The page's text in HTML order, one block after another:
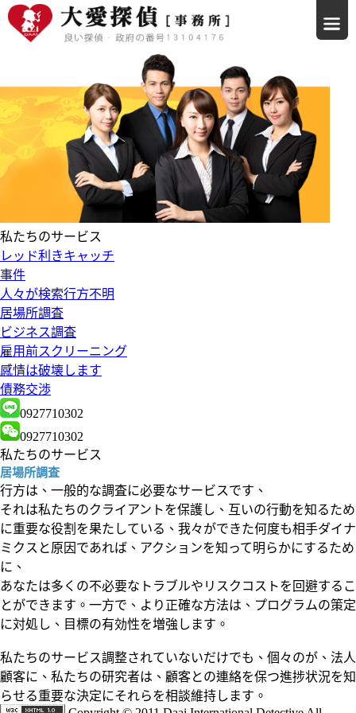
私たちのサービス
レッド利きキャッチ
事件
人々が検索行方不明
居場所調査
ビジネス調査
雇用前スクリーニング
感情は破壊します
債務交渉
0927710302
0927710302
私たちのサービス
居場所調査
行方は、一般的な調査に必要なサービスです、
それは私たちのクライアントを保護し、互いの行動を知るため
に重要な役割を果たしている、我々ができた何度も相手ダイナ
ミクスと原因であれば、アクションを知って明らかにするため
に、
あなたは多くの不必要なトラブルやリスクコストを回避するこ
とができます。一方で、より正確な方法は、プログラムの策定
に対処し、目標の有効性を増強します。
私たちのサービス調整されていないだけでも、個々のが、法人
顧客に、私たちの研究者は、顧客との連絡を保つ進捗状況を知
らせる重要な決定にそれらを相談維持します。